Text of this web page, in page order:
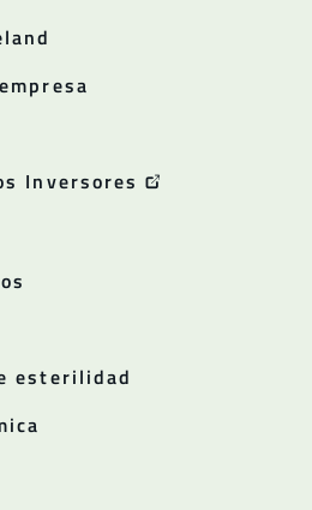
Inversores
esterilidad